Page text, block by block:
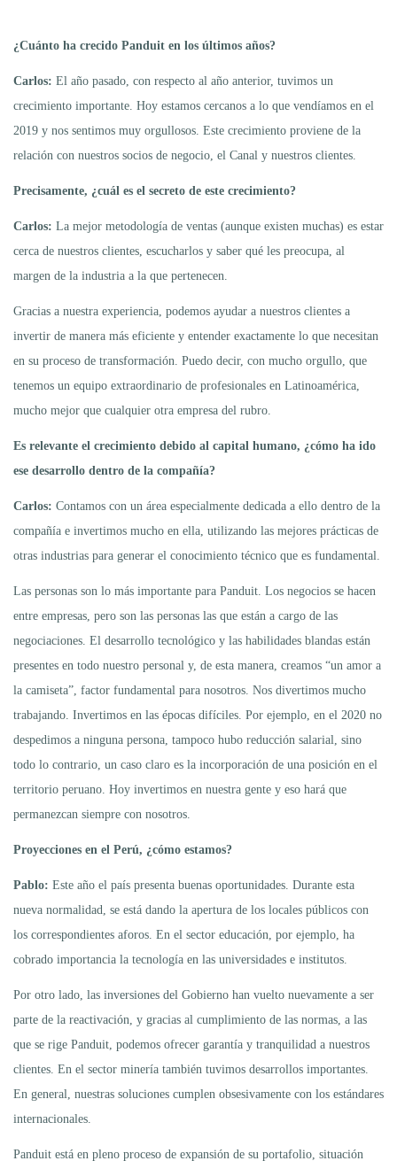
¿Cuánto ha crecido Panduit en los últimos años?
Carlos: El año pasado, con respecto al año anterior, tuvimos un
crecimiento importante. Hoy estamos cercanos a lo que vendíamos en el
2019 y nos sentimos muy orgullosos. Este crecimiento proviene de la
relación con nuestros socios de negocio, el Canal y nuestros clientes.
Precisamente, ¿cuál es el secreto de este crecimiento?
Carlos: La mejor metodología de ventas (aunque existen muchas) es estar
cerca de nuestros clientes, escucharlos y saber qué les preocupa, al
margen de la industria a la que pertenecen.
Gracias a nuestra experiencia, podemos ayudar a nuestros clientes a
invertir de manera más eficiente y entender exactamente lo que necesitan
en su proceso de transformación. Puedo decir, con mucho orgullo, que
tenemos un equipo extraordinario de profesionales en Latinoamérica,
mucho mejor que cualquier otra empresa del rubro.
Es relevante el crecimiento debido al capital humano, ¿cómo ha ido
ese desarrollo dentro de la compañía?
Carlos: Contamos con un área especialmente dedicada a ello dentro de la
compañía e invertimos mucho en ella, utilizando las mejores prácticas de
otras industrias para generar el conocimiento técnico que es fundamental.
Las personas son lo más importante para Panduit. Los negocios se hacen
entre empresas, pero son las personas las que están a cargo de las
negociaciones. El desarrollo tecnológico y las habilidades blandas están
presentes en todo nuestro personal y, de esta manera, creamos “un amor a
la camiseta”, factor fundamental para nosotros. Nos divertimos mucho
trabajando. Invertimos en las épocas difíciles. Por ejemplo, en el 2020 no
despedimos a ninguna persona, tampoco hubo reducción salarial, sino
todo lo contrario, un caso claro es la incorporación de una posición en el
territorio peruano. Hoy invertimos en nuestra gente y eso hará que
permanezcan siempre con nosotros.
Proyecciones en el Perú, ¿cómo estamos?
Pablo: Este año el país presenta buenas oportunidades. Durante esta
nueva normalidad, se está dando la apertura de los locales públicos con
los correspondientes aforos. En el sector educación, por ejemplo, ha
cobrado importancia la tecnología en las universidades e institutos.
Por otro lado, las inversiones del Gobierno han vuelto nuevamente a ser
parte de la reactivación, y gracias al cumplimiento de las normas, a las
que se rige Panduit, podemos ofrecer garantía y tranquilidad a nuestros
clientes. En el sector minería también tuvimos desarrollos importantes.
En general, nuestras soluciones cumplen obsesivamente con los estándares
internacionales.
Panduit está en pleno proceso de expansión de su portafolio, situación